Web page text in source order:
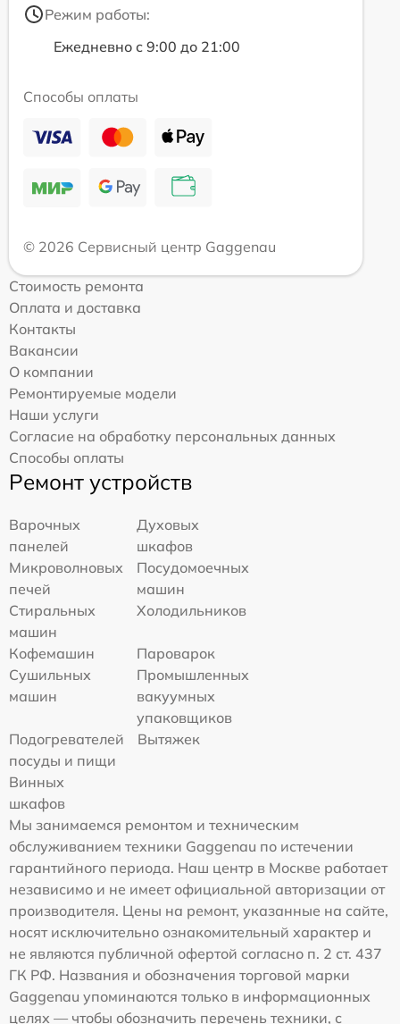
Режим работы:
Ежедневно с 9:00 до 21:00
Способы оплаты
© 2026 Сервисный центр Gaggenau
Стоимость ремонта
Оплата и доставка
Контакты
Вакансии
О компании
Ремонтируемые модели
Наши услуги
Согласие на обработку персональных данных
Способы оплаты
Ремонт устройств
Варочных
панелей
Духовых
шкафов
Микроволновых
печей
Посудомоечных
машин
Стиральных
машин
Холодильников
Кофемашин
Пароварок
Сушильных
машин
Промышленных
вакуумных
упаковщиков
Подогревателей
посуды и пищи
Вытяжек
Винных
шкафов
Мы занимаемся ремонтом и техническим
обслуживанием техники Gaggenau по истечении
гарантийного периода. Наш центр в Москве работает
независимо и не имеет официальной авторизации от
производителя. Цены на ремонт, указанные на сайте,
носят исключительно ознакомительный характер и
не являются публичной офертой согласно п. 2 ст. 437
ГК РФ. Названия и обозначения торговой марки
Gaggenau упоминаются только в информационных
целях — чтобы обозначить перечень техники, с